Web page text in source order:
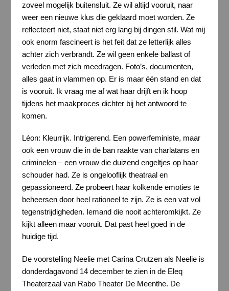
zoveel mogelijk buitensluit. Ze wil altijd vooruit, naar
weer een nieuwe klus die geklaard moet worden. Ze
reflecteert niet, staat niet erg lang bij dingen stil. Wat mij
ook enorm fascineert is het feit dat ze letterlijk alles
achter zich verbrandt. Ze wil geen enkele ballast of
verleden met zich meedragen. Foto’s, documenten,
alles gaat in vlammen op. Er is maar één stand en dat
is vooruit. Ik vraag me af wat haar drijft en ik hoop
tijdens het maakproces dichter bij het antwoord te
komen.
Léon: Kleurrijk. Intrigerend. Een powerfeministe, maar
ook een vrouw die in de ban raakte van charlatans en
criminelen – een vrouw die duizend engeltjes op haar
schouder had. Ze is ongelooflijk theatraal en
gepassioneerd. Ze probeert haar kolkende emoties te
beheersen door heel rationeel te zijn. Ze is een vat vol
tegenstrijdigheden. Iemand die nooit achteromkijkt. Ze
kijkt alleen maar vooruit. Dat past heel goed in de
huidige tijd.
De voorstelling Neelie met Carina Crutzen als Neelie is
donderdagavond 14 december te zien in de Eleq
Theaterzaal van Rabo Theater De Meenthe. De